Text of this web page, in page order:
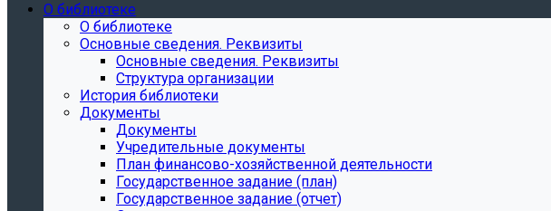
О библиотеке
О библиотеке
Основные сведения. Реквизиты
Основные сведения. Реквизиты
Структура организации
История библиотеки
Документы
Документы
Учредительные документы
План финансово-хозяйственной деятельности
Государственное задание (план)
Государственное задание (отчет)